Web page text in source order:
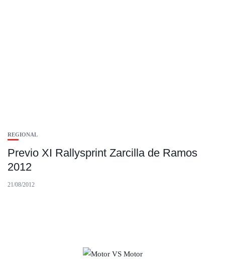
REGIONAL
Previo XI Rallysprint Zarcilla de Ramos
2012
21/08/2012